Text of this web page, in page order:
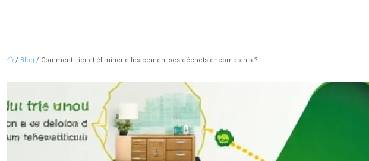
/ Blog / Comment trier et éliminer efficacement ses déchets encombrants ?